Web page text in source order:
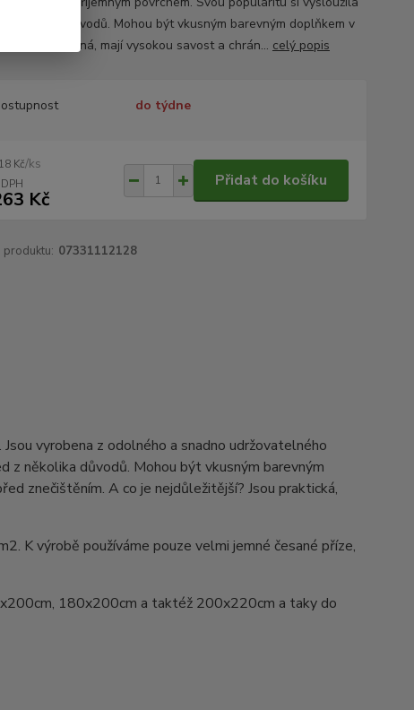
z několika důvodů. Mohou být vkusným barevným doplňkem v
jsou prodyšná, mají vysokou savost a chrán... celý popis
do týdne
Kč/ks
Kč
Přidat do košíku
produktu: 07331112128
vyrobena z odolného a snadno udržovatelného
z několika důvodů. Mohou být vkusným barevným
znečištěním. A co je nejdůležitější? Jsou praktická,
K výrobě používáme pouze velmi jemné česané příze,
180x200cm a taktéž 200x220cm a taky do